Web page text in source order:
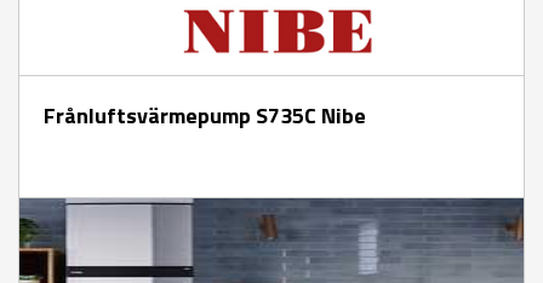
Frånluftsvärmepump S735C Nibe